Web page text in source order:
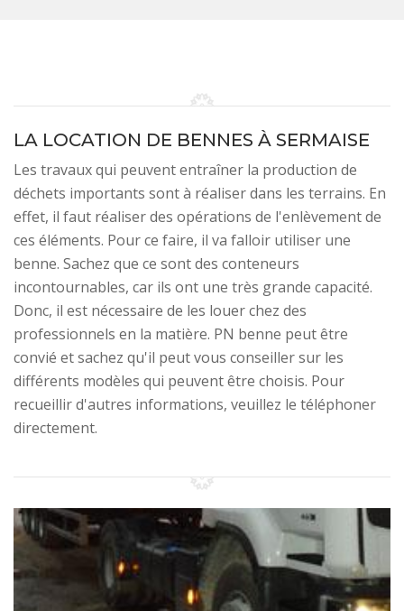
LA LOCATION DE BENNES À SERMAISE
Les travaux qui peuvent entraîner la production de
déchets importants sont à réaliser dans les terrains. En
effet, il faut réaliser des opérations de l'enlèvement de
ces éléments. Pour ce faire, il va falloir utiliser une
benne. Sachez que ce sont des conteneurs
incontournables, car ils ont une très grande capacité.
Donc, il est nécessaire de les louer chez des
professionnels en la matière. PN benne peut être
convié et sachez qu'il peut vous conseiller sur les
différents modèles qui peuvent être choisis. Pour
recueillir d'autres informations, veuillez le téléphoner
directement.